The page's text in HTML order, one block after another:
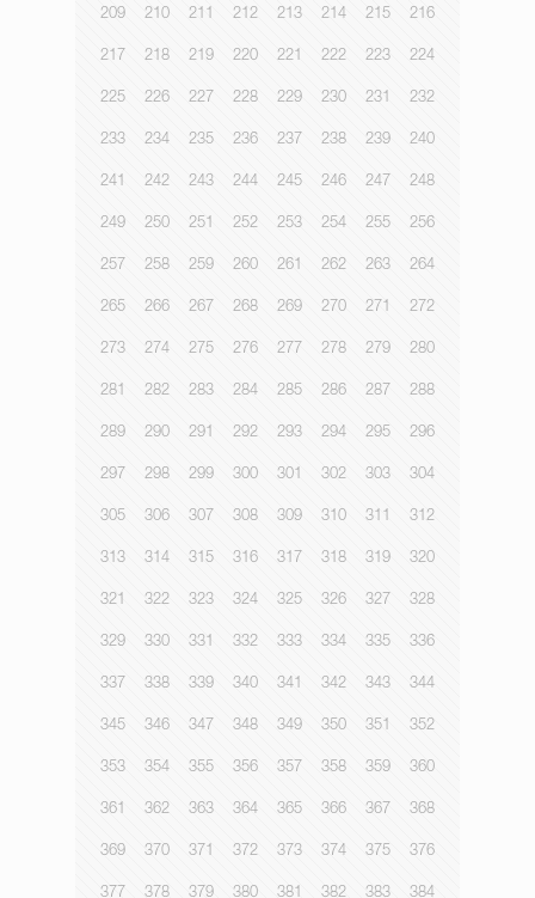
209 210 211 212 213 214 215 216
217 218 219 220 221 222 223 224
225 226 227 228 229 230 231 232
233 234 235 236 237 238 239 240
241 242 243 244 245 246 247 248
249 250 251 252 253 254 255 256
257 258 259 260 261 262 263 264
265 266 267 268 269 270 271 272
273 274 275 276 277 278 279 280
281 282 283 284 285 286 287 288
289 290 291 292 293 294 295 296
297 298 299 300 301 302 303 304
305 306 307 308 309 310 311 312
313 314 315 316 317 318 319 320
321 322 323 324 325 326 327 328
329 330 331 332 333 334 335 336
337 338 339 340 341 342 343 344
345 346 347 348 349 350 351 352
353 354 355 356 357 358 359 360
361 362 363 364 365 366 367 368
369 370 371 372 373 374 375 376
377 378 379 380 381 382 383 384